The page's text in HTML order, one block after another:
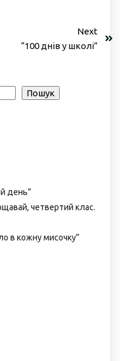
Next
“100 днів у школі”
Пошук
день”
четвертий клас.
в кожну мисочку”